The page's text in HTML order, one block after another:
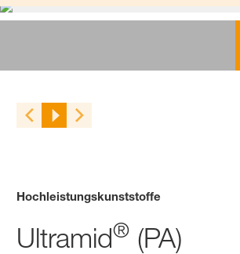
Hochleistungskunststoffe
Ultramid® (PA)